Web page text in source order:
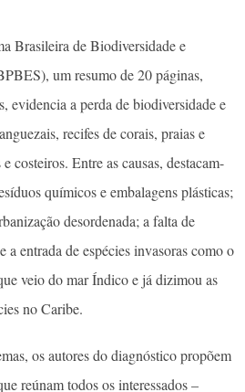
Brasileira de Biodiversidade e
um resumo de 20 páginas,
evidencia a perda de biodiversidade e
recifes de corais, praias e
costeiros. Entre as causas, destacam-
químicos e embalagens plásticas;
desordenada; a falta de
a entrada de espécies invasoras como o
veio do mar Índico e já dizimou as
no Caribe.
os autores do diagnóstico propõem
reúnam todos os interessados –